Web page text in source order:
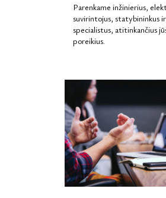
Parenkame inžinierius,
suvirintojus, statybininkus
specialistus, atitinkančius
poreikius.